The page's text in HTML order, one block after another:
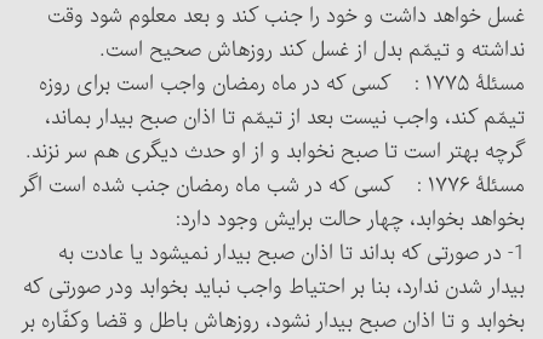
غسل خواهد داشت و خود را جنب کند و بعد معلوم شود وقت
نداشته و تیمّم بدل از غسل کند روزه‏اش صحیح است.
مسئلۀ ۱۷۷۵ : کسی که در ماه رمضان واجب است برای روزه
تیمّم کند، واجب نیست بعد از تیمّم تا اذان صبح بیدار بماند،
گرچه بهتر است تا صبح نخوابد و از او حدث دیگری هم سر نزند.
مسئلۀ ۱۷۷۶ : کسی که در شب ماه رمضان جنب شده است اگر
بخواهد بخوابد، چهار حالت برایش وجود دارد:
1- در صورتی که بداند تا اذان صبح بیدار نمی‏شود یا عادت به
بیدار شدن ندارد، بنا بر احتیاط واجب نباید بخوابد ودر صورتی که
بخوابد و تا اذان صبح بیدار نشود، روزه‏اش باطل و قضا وکفّاره بر